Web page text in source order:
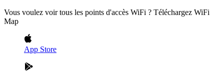
Vous voulez voir tous les points d'accès WiFi ? Téléchargez WiFi
Map
App Store